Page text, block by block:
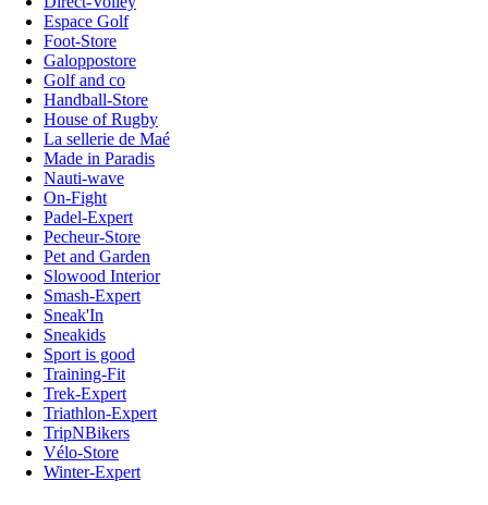
Espace Golf
Foot-Store
Galoppostore
Golf and co
Handball-Store
House of Rugby
La sellerie de Maé
Made in Paradis
Nauti-wave
On-Fight
Padel-Expert
Pecheur-Store
Pet and Garden
Slowood Interior
Smash-Expert
Sneak'In
Sneakids
Sport is good
Training-Fit
Trek-Expert
Triathlon-Expert
TripNBikers
Vélo-Store
Winter-Expert